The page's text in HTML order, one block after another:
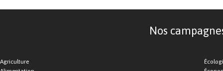
Nos
Agriculture